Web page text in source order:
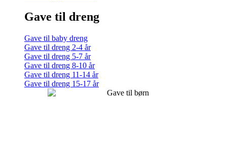
Gave til dreng
Gave til baby dreng
Gave til dreng 2-4 år
Gave til dreng 5-7 år
Gave til dreng 8-10 år
Gave til dreng 11-14 år
Gave til dreng 15-17 år